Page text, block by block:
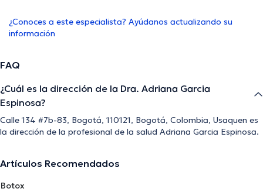
¿Conoces a este especialista? Ayúdanos actualizando su
información
FAQ
¿Cuál es la dirección de la Dra. Adriana Garcia
Espinosa?
Calle 134 #7b-83, Bogotá, 110121, Bogotá, Colombia, Usaquen es
la dirección de la profesional de la salud Adriana Garcia Espinosa.
Artículos Recomendados
Botox